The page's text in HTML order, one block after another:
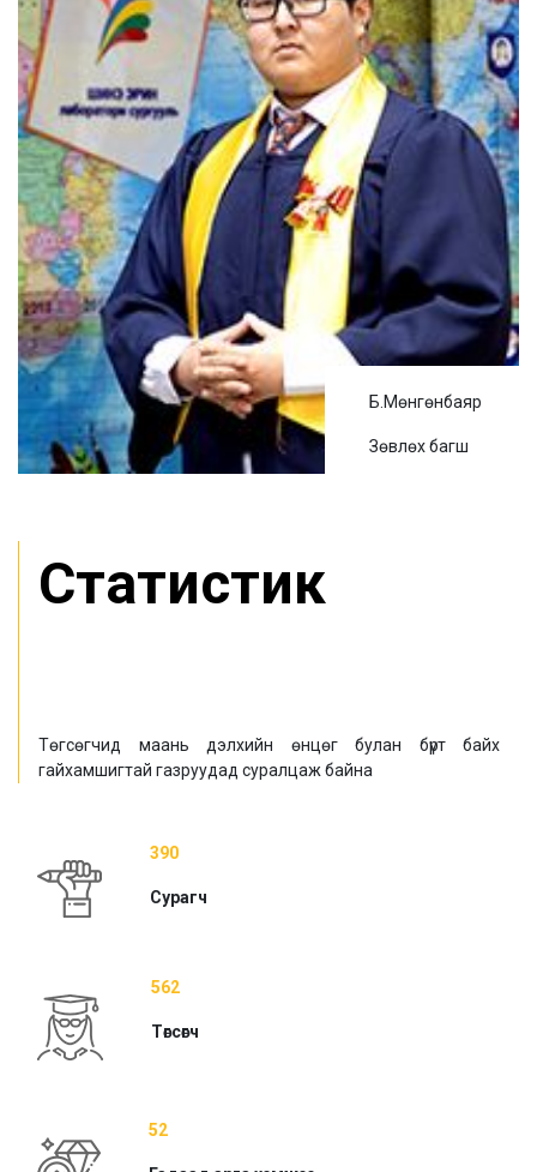
Б.Мөнгөнбаяр
Зөвлөх багш
Статистик
Төгсөгчид маань дэлхийн өнцөг булан бүрт байх
гайхамшигтай газруудад суралцаж байна
390
Сурагч
562
Төгсөгч
52